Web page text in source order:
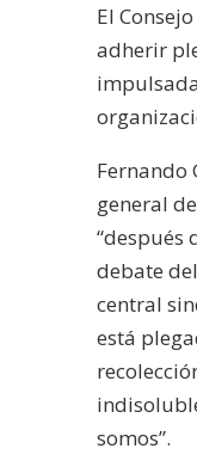
El
adherir
Fernando
general
“después
debate
central
está
somos”.